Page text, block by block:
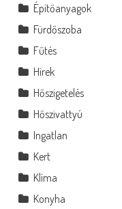
Építőanyagok
Fürdőszoba
Fűtés
Hírek
Hőszigetelés
Hőszivattyú
Ingatlan
Kert
Klíma
Konyha